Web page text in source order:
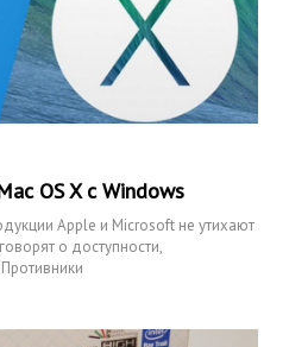
OS X с Windows
Apple и Microsoft не утихают
о доступности,